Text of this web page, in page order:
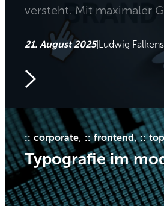
versteht. Mit maximaler
21. August 2025|Ludwig
>
corporate, frontend,
Typografie im